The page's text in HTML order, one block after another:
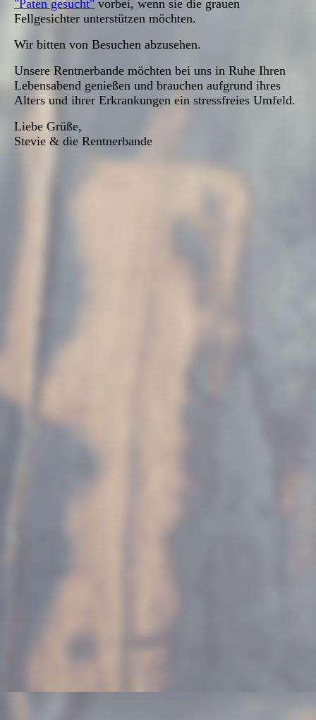
"Paten gesucht" vorbei, wenn sie die grauen
Fellgesichter unterstützen möchten.
Wir bitten von Besuchen abzusehen.
Unsere Rentnerbande möchten bei uns in Ruhe Ihren
Lebensabend genießen und brauchen aufgrund ihres
Alters und ihrer Erkrankungen ein stressfreies Umfeld.
Liebe Grüße,
Stevie & die Rentnerbande